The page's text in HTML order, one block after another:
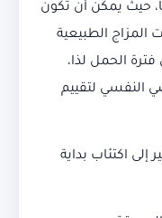
حيث يمكن أن تكون
الطبيعية
الحمل لذا،
النفسي لتقييم
اكتئاب بداية